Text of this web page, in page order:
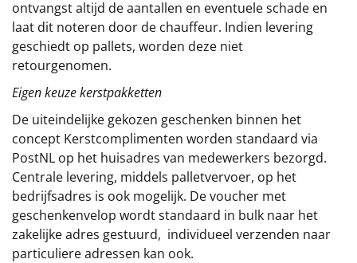
ontvangst altijd de aantallen en eventuele schade en
laat dit noteren door de chauffeur. Indien levering
geschiedt op pallets, worden deze niet
retourgenomen.
Eigen keuze kerstpakketten
De uiteindelijke gekozen geschenken binnen het
concept Kerstcomplimenten worden standaard via
PostNL op het huisadres van medewerkers bezorgd.
Centrale levering, middels palletvervoer, op het
bedrijfsadres is ook mogelijk. De voucher met
geschenkenvelop wordt standaard in bulk naar het
zakelijke adres gestuurd, individueel verzenden naar
particuliere adressen kan ook.